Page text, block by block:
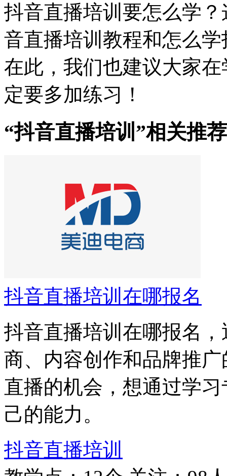
抖音直播培训要怎么学
音直播培训教程和怎么
在此，我们也建议大家
定要多加练习！
“抖音直播培训”相关推荐
抖音直播培训在哪报名
抖音直播培训在哪报名
商、内容创作和品牌推
直播的机会，想通过学
己的能力。
抖音直播培训